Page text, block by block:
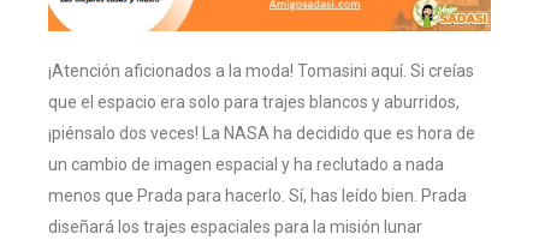
¡Atención aficionados a la moda! Tomasini aquí. Si creías
que el espacio era solo para trajes blancos y aburridos,
¡piénsalo dos veces! La NASA ha decidido que es hora de
un cambio de imagen espacial y ha reclutado a nada
menos que Prada para hacerlo. Sí, has leído bien. Prada
diseñará los trajes espaciales para la misión lunar